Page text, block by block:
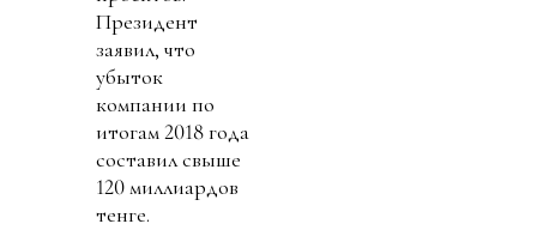
Президент
заявил, что
убыток
компании по
итогам 2018 года
составил свыше
120 миллиардов
тенге.